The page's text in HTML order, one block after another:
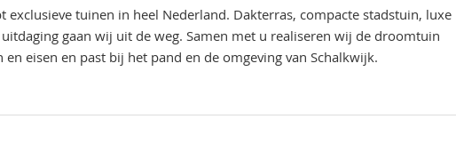
tuinen in heel Nederland. Dakterras, compacte stadstuin, luxe
gaan wij uit de weg. Samen met u realiseren wij de droomtuin
eisen en past bij het pand en de omgeving van Schalkwijk.